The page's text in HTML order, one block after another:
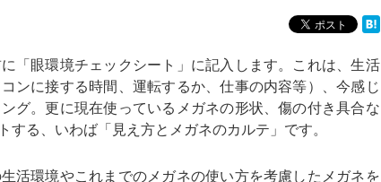
「眼環境チェックシート」に記入します。これは、生活
ンに接する時間、運転するか、仕事の内容等）、今感じ
グ。更に現在使っているメガネの形状、傷の付き具合な
る、いわば「見え方とメガネのカルテ」です。
活環境やこれまでのメガネの使い方を考慮したメガネを